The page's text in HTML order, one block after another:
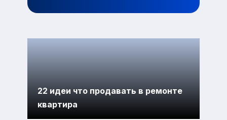
22 идеи что продавать в ремонте
квартира